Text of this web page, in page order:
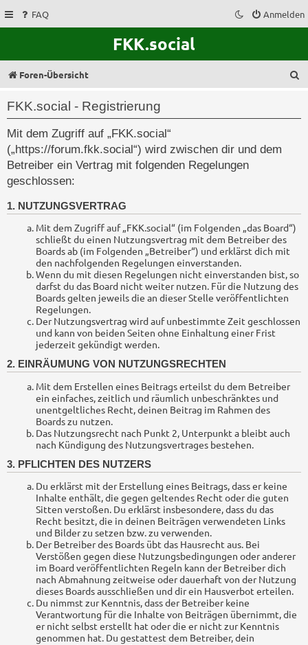
FAQ Anmelden
FKK.social
Foren-Übersicht
FKK.social - Registrierung
Mit dem Zugriff auf „FKK.social“
(„https://forum.fkk.social“) wird zwischen dir und dem
Betreiber ein Vertrag mit folgenden Regelungen
geschlossen:
1. NUTZUNGSVERTRAG
Mit dem Zugriff auf „FKK.social“ (im Folgenden „das Board“)
schließt du einen Nutzungsvertrag mit dem Betreiber des
Boards ab (im Folgenden „Betreiber“) und erklärst dich mit
den nachfolgenden Regelungen einverstanden.
Wenn du mit diesen Regelungen nicht einverstanden bist, so
darfst du das Board nicht weiter nutzen. Für die Nutzung des
Boards gelten jeweils die an dieser Stelle veröffentlichten
Regelungen.
Der Nutzungsvertrag wird auf unbestimmte Zeit geschlossen
und kann von beiden Seiten ohne Einhaltung einer Frist
jederzeit gekündigt werden.
2. EINRÄUMUNG VON NUTZUNGSRECHTEN
Mit dem Erstellen eines Beitrags erteilst du dem Betreiber
ein einfaches, zeitlich und räumlich unbeschränktes und
unentgeltliches Recht, deinen Beitrag im Rahmen des
Boards zu nutzen.
Das Nutzungsrecht nach Punkt 2, Unterpunkt a bleibt auch
nach Kündigung des Nutzungsvertrages bestehen.
3. PFLICHTEN DES NUTZERS
Du erklärst mit der Erstellung eines Beitrags, dass er keine
Inhalte enthält, die gegen geltendes Recht oder die guten
Sitten verstoßen. Du erklärst insbesondere, dass du das
Recht besitzt, die in deinen Beiträgen verwendeten Links
und Bilder zu setzen bzw. zu verwenden.
Der Betreiber des Boards übt das Hausrecht aus. Bei
Verstößen gegen diese Nutzungsbedingungen oder anderer
im Board veröffentlichten Regeln kann der Betreiber dich
nach Abmahnung zeitweise oder dauerhaft von der Nutzung
dieses Boards ausschließen und dir ein Hausverbot erteilen.
Du nimmst zur Kenntnis, dass der Betreiber keine
Verantwortung für die Inhalte von Beiträgen übernimmt, die
er nicht selbst erstellt hat oder die er nicht zur Kenntnis
genommen hat. Du gestattest dem Betreiber, dein